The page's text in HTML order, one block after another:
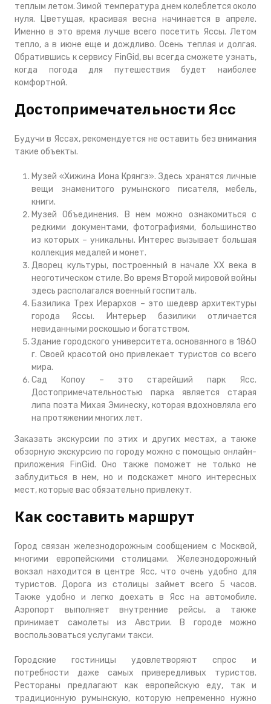
теплым летом. Зимой температура днем колеблется около
нуля. Цветущая, красивая весна начинается в апреле.
Именно в это время лучше всего посетить Яссы. Летом
тепло, а в июне еще и дождливо. Осень теплая и долгая.
Обратившись к сервису FinGid, вы всегда сможете узнать,
когда погода для путешествия будет наиболее
комфортной.
Достопримечательности Ясс
Будучи в Яссах, рекомендуется не оставить без внимания
такие объекты.
Музей «Хижина Иона Крянгэ». Здесь хранятся личные
вещи знаменитого румынского писателя, мебель,
книги.
Музей Объединения. В нем можно ознакомиться с
редкими документами, фотографиями, большинство
из которых – уникальны. Интерес вызывает большая
коллекция медалей и монет.
Дворец культуры, построенный в начале ХХ века в
неоготическом стиле. Во время Второй мировой войны
здесь располагался военный госпиталь.
Базилика Трех Иерархов – это шедевр архитектуры
города Яссы. Интерьер базилики отличается
невиданными роскошью и богатством.
Здание городского университета, основанного в 1860
г. Своей красотой оно привлекает туристов со всего
мира.
Сад Копоу – это старейший парк Ясс.
Достопримечательностью парка является старая
липа поэта Михая Эминеску, которая вдохновляла его
на протяжении многих лет.
Заказать экскурсии по этих и других местах, а также
обзорную экскурсию по городу можно с помощью онлайн-
приложения FinGid. Оно также поможет не только не
заблудиться в нем, но и подскажет много интересных
мест, которые вас обязательно привлекут.
Как составить маршрут
Город связан железнодорожным сообщением с Москвой,
многими европейскими столицами. Железнодорожный
вокзал находится в центре Ясс, что очень удобно для
туристов. Дорога из столицы займет всего 5 часов.
Также удобно и легко доехать в Ясс на автомобиле.
Аэропорт выполняет внутренние рейсы, а также
принимает самолеты из Австрии. В городе можно
воспользоваться услугами такси.
Городские гостиницы удовлетворяют спрос и
потребности даже самых привередливых туристов.
Рестораны предлагают как европейскую еду, так и
традиционную румынскую, которую непременно нужно